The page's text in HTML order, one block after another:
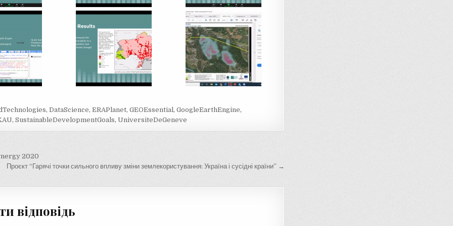
, DataScience, ERAPlanet, GEOEssential, GoogleEarthEngine,
, SustainableDevelopmentGoals, UniversiteDeGeneve
2020
Проєкт “Гарячі точки сильного впливу зміни землекористування: Україна і сусідні країни” →
відповідь